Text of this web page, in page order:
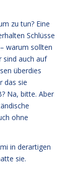
zu tun? Eine
Schlüsse
warum sollten
sind auch auf
überdies
das sie
Na, bitte. Aber
ohne
in derartigen
sie.